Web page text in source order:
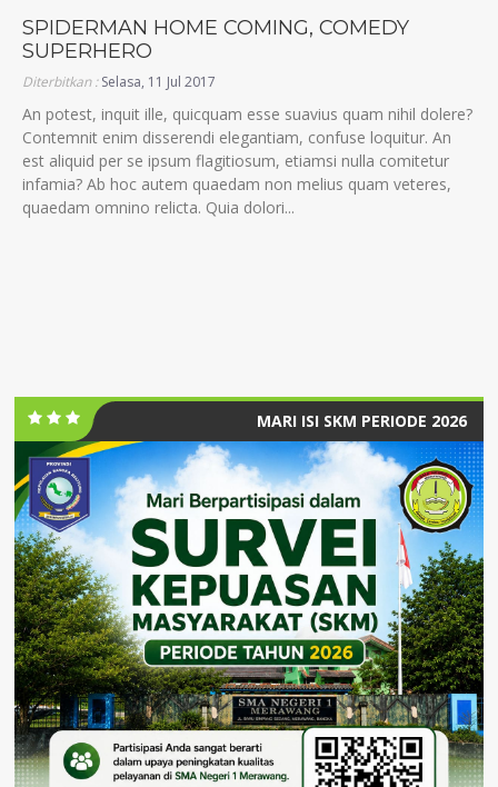
SPIDERMAN HOME COMING, COMEDY
SUPERHERO
Diterbitkan :Selasa, 11 Jul 2017
An potest, inquit ille, quicquam esse suavius quam nihil dolere?
Contemnit enim disserendi elegantiam, confuse loquitur. An
est aliquid per se ipsum flagitiosum, etiamsi nulla comitetur
infamia? Ab hoc autem quaedam non melius quam veteres,
quaedam omnino relicta. Quia dolori...
MARI ISI SKM PERIODE 2026